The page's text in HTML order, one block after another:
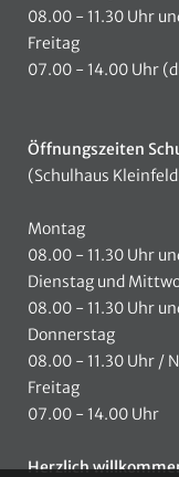
08.00 - 11.30 Uhr
Freitag
07.00 - 14.00 Uhr
Öffnungszeiten
(Schulhaus
Montag
08.00 - 11.30 Uhr
Dienstag und
08.00 - 11.30 Uhr
Donnerstag
08.00 - 11.30 Uhr /
Freitag
07.00 - 14.00 Uhr
Herzlich